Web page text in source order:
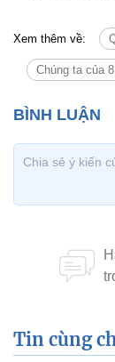
Xem thêm về:
Chúng ta của
Tin cùng